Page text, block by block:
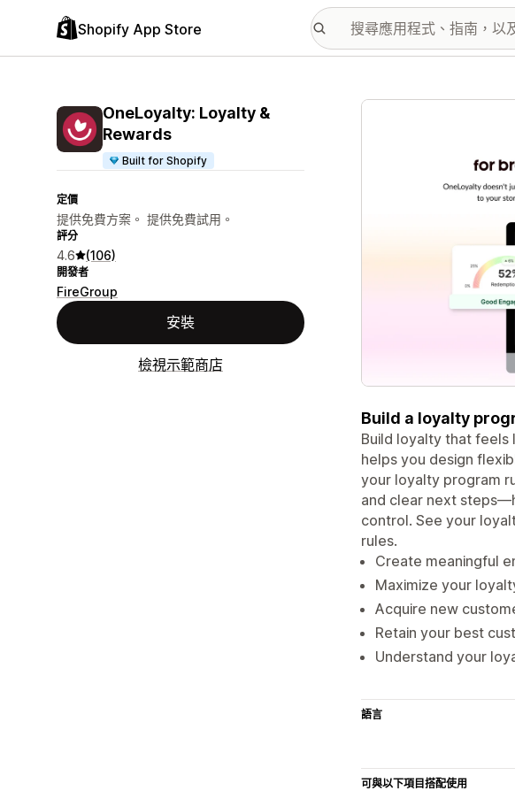
Shopify App Store
OneLoyalty: Loyalty &
Rewards
Built for Shopify
定價
提供免費方案。 提供免費試用。
評分
4.6 (106)
開發者
FireGroup
安裝
檢視示範商店
主要圖片圖庫
Build a loyalty
Build loyalty that
helps you design
your loyalty program
and clear next
control. See your
rules.
Create meaningful
Maximize your
Acquire new
Retain your best
Understand your
語言
可與以下項目搭配使用